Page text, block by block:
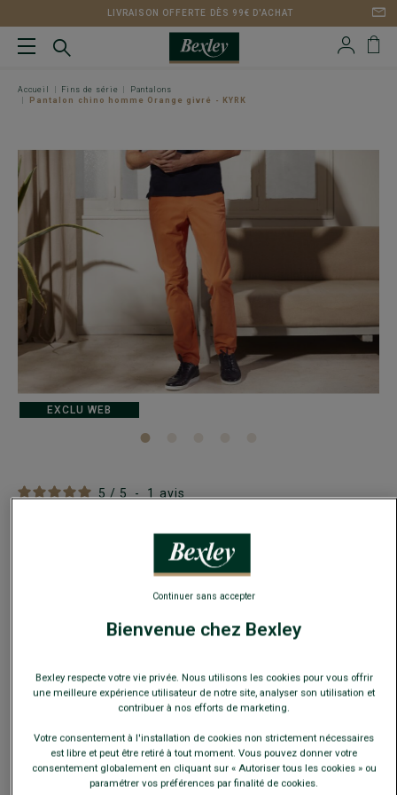
LIVRAISON OFFERTE DÈS 99€ D'ACHAT
Accueil Fins de série
Pantalons
Pantalon chino homme Orange givré - KYRK
5 / 5 - 1 avis
Pantalon chino homme Orange givré - KYRK
Coupe ajustée - Twill léger coton élasthanne
FINS DE SÉRIE
Payez en plusieurs fois dès 199€ d'achat
Ce modèle taille petit, choisir la taille au-dessus de votre
EXCLU WEB
Bienvenue chez Bexley
Bexley respecte votre vie privée. Nous utilisons les cookies pour vous offrir
une meilleure expérience utilisateur de notre site, analyser son utilisation et
contribuer à nos efforts de marketing.
Votre consentement à l'installation de cookies non strictement nécessaires
est libre et peut être retiré à tout moment. Vous pouvez donner votre
consentement globalement en cliquant sur « Autoriser tous les cookies » ou
paramétrer vos préférences par finalité de cookies.
Continuer sans accepter